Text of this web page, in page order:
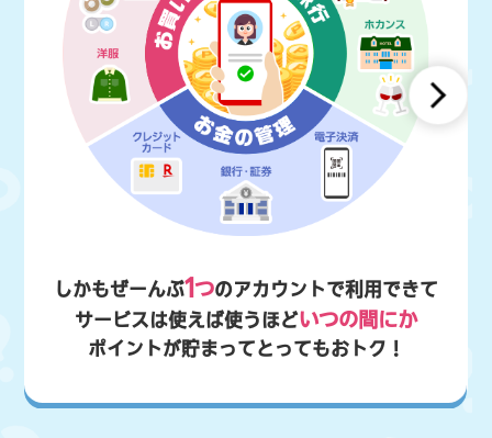
しかもぜーんぶ1 つのアカウントで利用できて
サービスは使えば使うほどいつの間にか
ポイントが貯まってとってもおトク！